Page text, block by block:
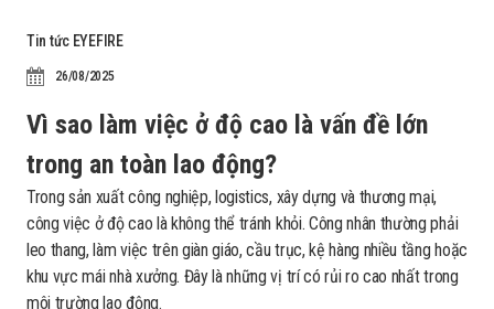
Tin tức EYEFIRE
26/08/2025
Vì sao làm việc ở độ cao là vấn đề lớn
trong an toàn lao động?
Trong sản xuất công nghiệp, logistics, xây dựng và thương mại,
công việc ở độ cao là không thể tránh khỏi. Công nhân thường phải
leo thang, làm việc trên giàn giáo, cầu trục, kệ hàng nhiều tầng hoặc
khu vực mái nhà xưởng. Đây là những vị trí có rủi ro cao nhất trong
môi trường lao động.